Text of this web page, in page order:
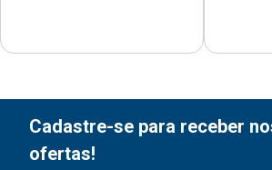
Cadastre-se para receber
ofertas!